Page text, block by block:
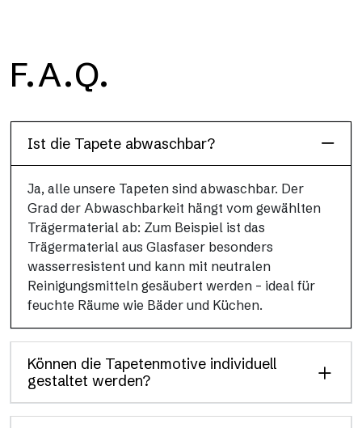
Sich wiederholende Muster mit einer ausgeprägten
materiellen und strukturierten Wirkung, inspiriert von
F.A.Q.
Ist die Tapete abwaschbar?
Ja, alle unsere Tapeten sind abwaschbar. Der
Grad der Abwaschbarkeit hängt vom gewählten
Trägermaterial ab: Zum Beispiel ist das
Trägermaterial aus Glasfaser besonders
wasserresistent und kann mit neutralen
Reinigungsmitteln gesäubert werden – ideal für
feuchte Räume wie Bäder und Küchen.
Können die Tapetenmotive individuell
gestaltet werden?